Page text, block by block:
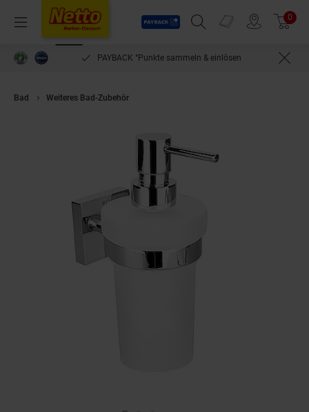
Menü
Payback
Suchfeld einblenden
Prospekte 0
PAYBACK °Punkte sammeln & einlösen
Bad Weiteres Bad-Zubehör